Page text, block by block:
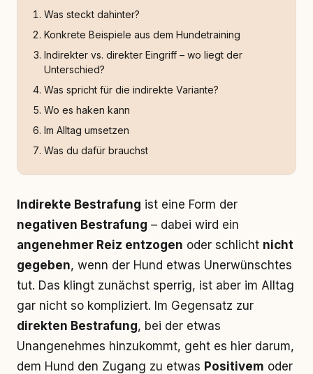
Was steckt dahinter?
Konkrete Beispiele aus dem Hundetraining
Indirekter vs. direkter Eingriff – wo liegt der
Unterschied?
Was spricht für die indirekte Variante?
Wo es haken kann
Im Alltag umsetzen
Was du dafür brauchst
Indirekte Bestrafung ist eine Form der
negativen Bestrafung – dabei wird ein
angenehmer Reiz entzogen oder schlicht nicht
gegeben, wenn der Hund etwas Unerwünschtes
tut. Das klingt zunächst sperrig, ist aber im Alltag
gar nicht so kompliziert. Im Gegensatz zur
direkten Bestrafung, bei der etwas
Unangenehmes hinzukommt, geht es hier darum,
dem Hund den Zugang zu etwas Positivem oder